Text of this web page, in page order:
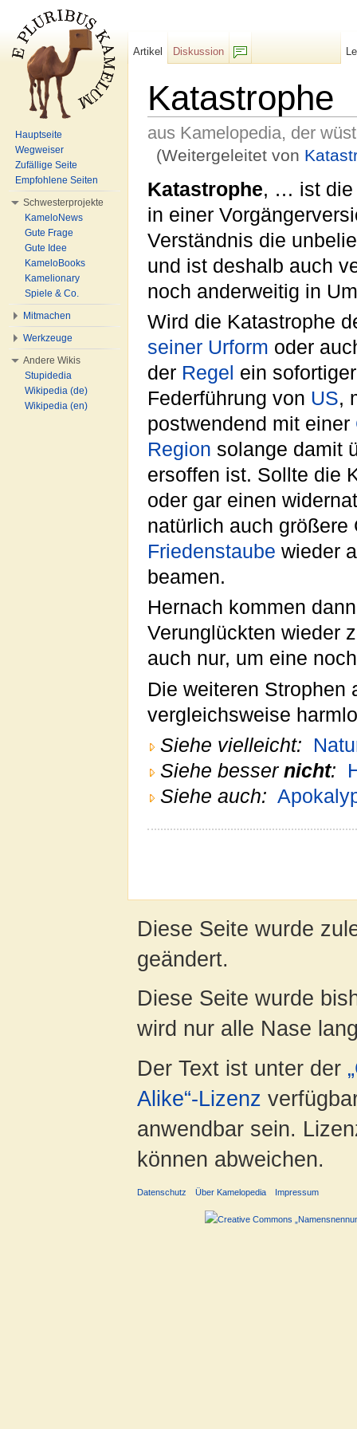
Katastrophe
aus Kamelopedia, der
(Weitergeleitet von
Katastrophe, … ist die
in einer
Verständnis die
und ist deshalb auch
noch anderweitig in
Wird die Katastrophe
seiner Urform oder
der Regel ein
Federführung von US,
postwendend mit einer
Region solange damit
ersoffen ist. Sollte die
oder gar einen
natürlich auch größere
Friedenstaube wieder
beamen.
Hernach kommen
Verunglückten wieder
auch nur, um eine
Die weiteren Strophen
vergleichsweise
Siehe vielleicht:
Siehe besser nicht:
Siehe auch:
Artikel
Diskussion
Hauptseite
Wegweiser
Zufällige Seite
Empfohlene Seiten
Schwesterprojekte
KameloNews
Gute Frage
Gute Idee
KameloBooks
Kamelionary
Spiele & Co.
Mitmachen
Werkzeuge
Andere Wikis
Stupidedia
Wikipedia (de)
Wikipedia (en)
Diese Seite wurde
geändert.
Diese Seite wurde
wird nur alle Nase
Der Text ist unter der
Alike“-Lizenz
anwendbar sein.
können abweichen.
Datenschutz Über Kamelopedia Impressum